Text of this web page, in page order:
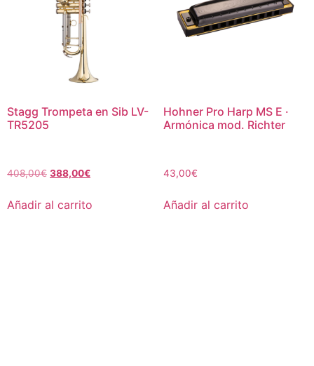
Stagg Trompeta en Sib LV-
TR5205
408,00€ 388,00€
Añadir al carrito
Hohner Pro Harp MS E ·
Armónica mod. Richter
43,00€
Añadir al carrito